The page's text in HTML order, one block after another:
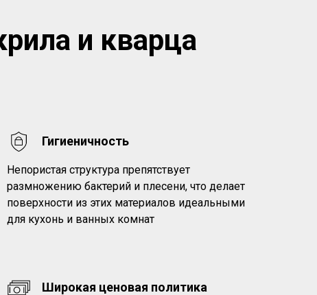
и кварца
Гигиеничность
Непористая структура препятствует
размножению бактерий и плесени, что делает
поверхности из этих материалов идеальными
для кухонь и ванных комнат
Широкая ценовая политика